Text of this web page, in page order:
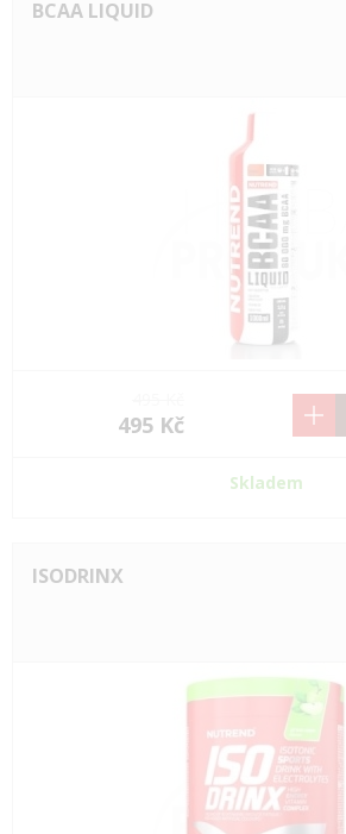
BCAA LIQUID
495 Kč
Skladem
ISODRINX